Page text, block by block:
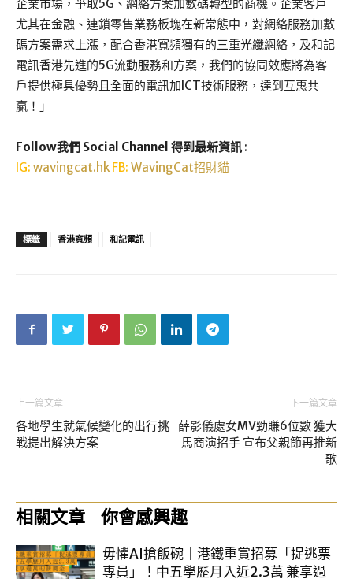
企業市場，爭取5G、網絡方案加數碼轉型的商機。企業客戶
尤其在金融、連鎖零售業務板塊在新常態中，對網絡服務加數
碼方案需求上漲，配合香港寬頻獨有的三重光纖網絡，及和記
電訊香港先進的5G流動服務和方案，我們的協同效應將為客
戶提供極具優勢且全面的電訊加ICT技術服務，達到互惠共
贏！」
Follow我們 Social Channel 得到最新資訊 :
IG: wavingcat.hk FB: WavingCat招財貓
標籤 香港寬頻 和記電訊
上一篇文章
各地學生就氣候變化的出行挑
戰提出解決方案
下一篇文章
薛影儀處女MV勁賺6位數 獲大
馬商演招手 宣布父親節再推新
歌
相關文章 你會感興趣
毋懼AI搶飯碗｜港鐵重賞招募「捉逃票
專員」！中五學歷月入近2.3萬 兼享過